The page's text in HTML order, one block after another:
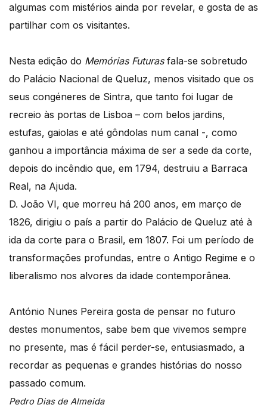
algumas com mistérios ainda por revelar, e gosta de as
partilhar com os visitantes.
Nesta edição do Memórias Futurasfala-se sobretudo
do Palácio Nacional de Queluz, menos visitado que os
seus congéneres de Sintra, que tanto foi lugar de
recreio às portas de Lisboa – com belos jardins,
estufas, gaiolas e até gôndolas num canal -, como
ganhou a importância máxima de ser a sede da corte,
depois do incêndio que, em 1794, destruiu a Barraca
Real, na Ajuda.
D. João VI, que morreu há 200 anos, em março de
1826, dirigiu o país a partir do Palácio de Queluz até à
ida da corte para o Brasil, em 1807. Foi um período de
transformações profundas, entre o Antigo Regime e o
liberalismo nos alvores da idade contemporânea.
António Nunes Pereira gosta de pensar no futuro
destes monumentos, sabe bem que vivemos sempre
no presente, mas é fácil perder-se, entusiasmado, a
recordar as pequenas e grandes histórias do nosso
passado comum.
Pedro Dias de Almeida